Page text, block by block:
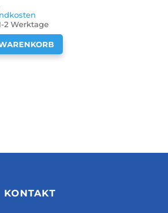
2 Werktage
KONTAKT